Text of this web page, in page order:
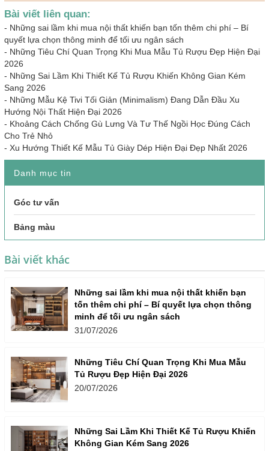
Bài viết liên quan:
- Những sai lầm khi mua nội thất khiến bạn tốn thêm chi phí – Bí
quyết lựa chọn thông minh để tối ưu ngân sách
- Những Tiêu Chí Quan Trọng Khi Mua Mẫu Tủ Rượu Đẹp Hiện Đại
2026
- Những Sai Lầm Khi Thiết Kế Tủ Rượu Khiến Không Gian Kém
Sang 2026
- Những Mẫu Kệ Tivi Tối Giản (Minimalism) Đang Dẫn Đầu Xu
Hướng Nội Thất Hiện Đại 2026
- Khoảng Cách Chống Gù Lưng Và Tư Thế Ngồi Học Đúng Cách
Cho Trẻ Nhỏ
- Xu Hướng Thiết Kế Mẫu Tủ Giày Dép Hiện Đại Đẹp Nhất 2026
Danh mục tin
Góc tư vấn
Bảng màu
Bài viết khác
Những sai lầm khi mua nội thất khiến bạn
tốn thêm chi phí – Bí quyết lựa chọn thông
minh để tối ưu ngân sách
31/07/2026
Những Tiêu Chí Quan Trọng Khi Mua Mẫu
Tủ Rượu Đẹp Hiện Đại 2026
20/07/2026
Những Sai Lầm Khi Thiết Kế Tủ Rượu Khiến
Không Gian Kém Sang 2026